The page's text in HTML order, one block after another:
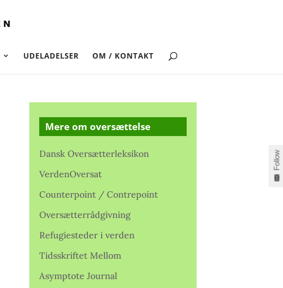
UDELADELSER OM / KONTAKT
Mere om oversættelse
Dansk Oversætterleksikon
VerdenOversat
Counterpoint / Contrepoint
Oversætterrådgivning
Refugiesteder i verden
Tidsskriftet Mellom
Asymptote Journal
Follow